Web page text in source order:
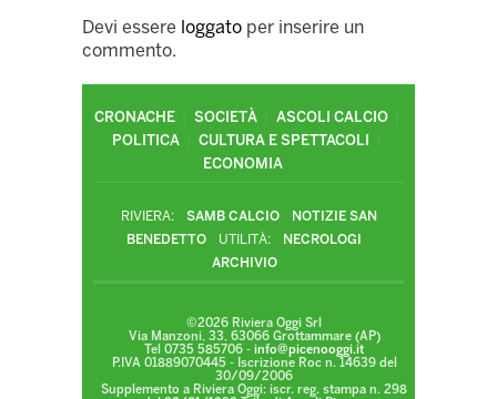
Devi essere loggato per inserire un
commento.
CRONACHE SOCIETÀ
ASCOLI CALCIO
POLITICA
CULTURA E SPETTACOLI
ECONOMIA
RIVIERA: SAMB CALCIO
NOTIZIE SAN
BENEDETTO
UTILITÀ:
NECROLOGI
ARCHIVIO
©2026 Riviera Oggi Srl
Via Manzoni, 33, 63066 Grottammare (AP)
Tel 0735 585706 - info@picenooggi.it
P.IVA 01889070445 - Iscrizione Roc n. 14639 del
30/09/2006
Supplemento a Riviera Oggi: iscr. reg. stampa n. 298